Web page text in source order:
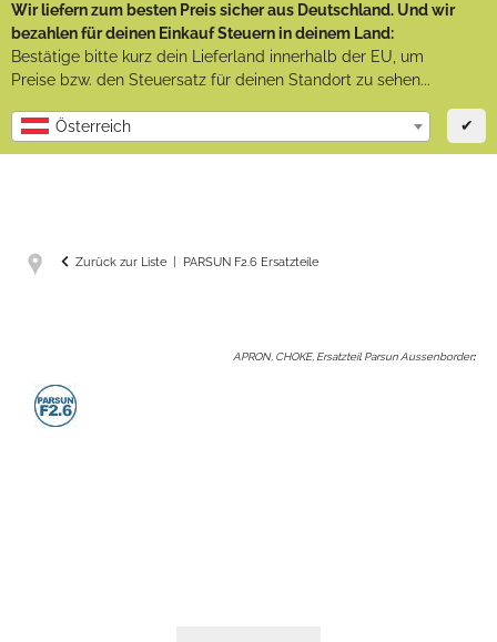
Wir liefern zum besten Preis sicher aus Deutschland. Und wir
bezahlen für deinen Einkauf Steuern in deinem Land:
Bestätige bitte kurz dein Lieferland innerhalb der EU, um
Preise bzw. den Steuersatz für deinen Standort zu sehen...
Österreich ✔
Zurück zur Liste PARSUN F2.6 Ersatzteile
APRON, CHOKE, Ersatzteil Parsun Aussenborder: